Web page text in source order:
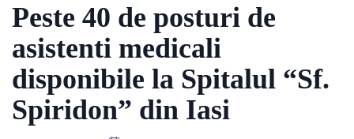
Peste 40 de posturi de
asistenti medicali
disponibile la Spitalul “Sf.
Spiridon” din Iasi